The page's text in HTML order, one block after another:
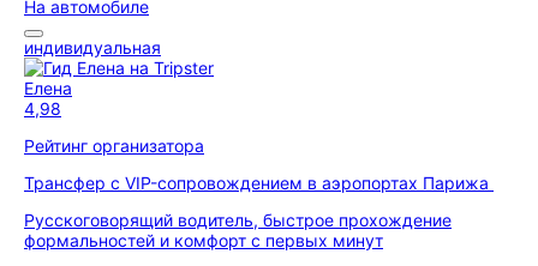
На автомобиле
индивидуальная
Елена
4,98
Рейтинг организатора
Трансфер с VIP-сопровождением в аэропортах Парижа
Русскоговорящий водитель, быстрое прохождение
формальностей и комфорт с первых минут